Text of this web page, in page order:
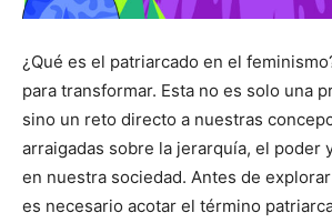
¿Qué es el patriarcado en el
para transformar. Esta no es solo una
sino un reto directo a nuestras
arraigadas sobre la jerarquía, el poder
en nuestra sociedad. Antes de
es necesario acotar el término